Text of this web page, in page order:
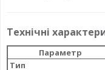
Технічні
Параметр
Тип